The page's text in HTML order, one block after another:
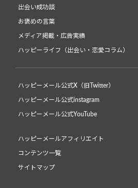
出会い成功談
お褒めの言葉
メディア掲載・広告実績
ハッピーライフ（出会い・恋愛コラム）
ハッピーメール公式X（旧Twitter）
ハッピーメール公式instagram
ハッピーメール公式YouTube
ハッピーメールアフィリエイト
コンテンツ一覧
サイトマップ